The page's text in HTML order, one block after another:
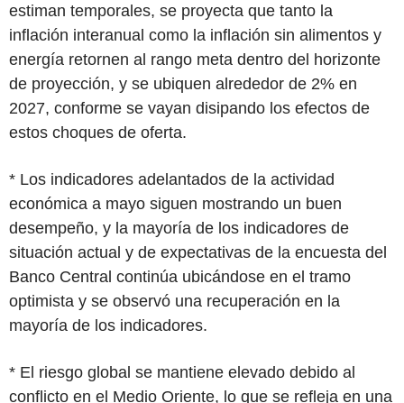
estiman temporales, se proyecta que tanto la
inflación interanual como la inflación sin alimentos y
energía retornen al rango meta dentro del horizonte
de proyección, y se ubiquen alrededor de 2% en
2027, conforme se vayan disipando los efectos de
estos choques de oferta.
* Los indicadores adelantados de la actividad
económica a mayo siguen mostrando un buen
desempeño, y la mayoría de los indicadores de
situación actual y de expectativas de la encuesta del
Banco Central continúa ubicándose en el tramo
optimista y se observó una recuperación en la
mayoría de los indicadores.
* El riesgo global se mantiene elevado debido al
conflicto en el Medio Oriente, lo que se refleja en una